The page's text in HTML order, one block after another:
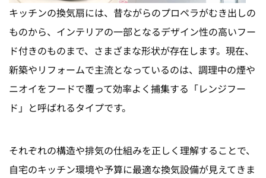
キッチンの換気扇には、昔ながらのプロペラがむき出しの
ものから、インテリアの一部となるデザイン性の高いフー
ド付きのものまで、さまざまな形状が存在します。現在、
新築やリフォームで主流となっているのは、調理中の煙や
ニオイをフードで覆って効率よく捕集する「レンジフー
ド」と呼ばれるタイプです。
それぞれの構造や排気の仕組みを正しく理解することで、
自宅のキッチン環境や予算に最適な換気設備が見えてきま